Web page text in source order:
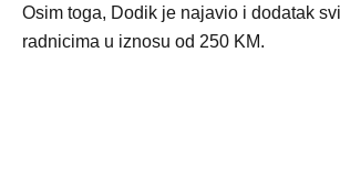
Osim toga, Dodik je najavio i dodatak
radnicima u iznosu od 250 KM.